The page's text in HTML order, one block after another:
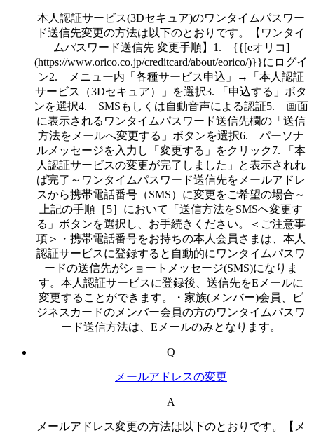
本人認証サービス(3Dセキュア)のワンタイムパスワー
ド送信先変更の方法は以下のとおりです。【ワンタイ
ムパスワード送信先 変更手順】1. {{[eオリコ]
(https://www.orico.co.jp/creditcard/about/eorico/)}}にログイ
ン2. メニュー内「各種サービス申込」→「本人認証
サービス（3Dセキュア）」を選択3. 「申込する」ボタ
ンを選択4. SMSもしくは自動音声による認証5. 画面
に表示されるワンタイムパスワード送信先欄の「送信
方法をメールへ変更する」ボタンを選択6. パーソナ
ルメッセージを入力し「変更する」をクリック7. 「本
人認証サービスの変更が完了しました」と表示されれ
ば完了～ワンタイムパスワード送信先をメールアドレ
スから携帯電話番号（SMS）に変更をご希望の場合～
上記の手順［5］において「送信方法をSMSへ変更す
る」ボタンを選択し、お手続きください。＜ご注意事
項＞・携帯電話番号をお持ちの本人会員さまは、本人
認証サービスに登録すると自動的にワンタイムパスワ
ードの送信先がショートメッセージ(SMS)になりま
す。本人認証サービスに登録後、送信先をEメールに
変更することができます。・家族(メンバー)会員、ビ
ジネスカードのメンバー会員の方のワンタイムパスワ
ード送信方法は、Eメールのみとなります。
Q
メールアドレスの変更
A
メールアドレス変更の方法は以下のとおりです。【メ